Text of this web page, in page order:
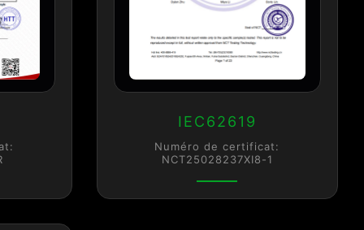
IEC62619
Numéro de certificat:
NCT25028237XI8-1